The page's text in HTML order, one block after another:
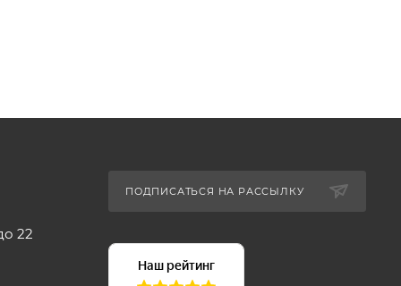
22
ПОДПИСАТЬСЯ НА РАССЫЛКУ